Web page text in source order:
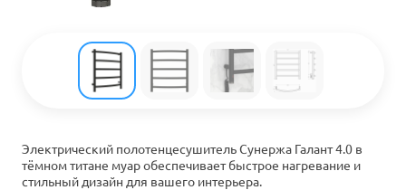
Электрический полотенцесушитель Сунержа Галант 4.0 в
тёмном титане муар обеспечивает быстрое нагревание и
стильный дизайн для вашего интерьера.